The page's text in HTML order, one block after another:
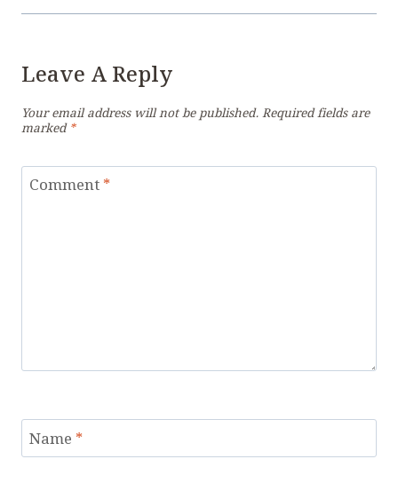
Leave A Reply
Your email address will not be published.Required fields are
marked*
Comment*
Name *